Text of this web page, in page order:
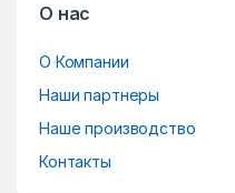
О нас
О Компании
Наши партнеры
Наше производство
Контакты